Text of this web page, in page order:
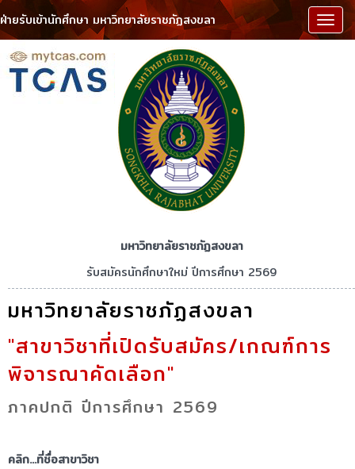
ฝ่ายรับเข้านักศึกษา มหาวิทยาลัยราชภัฏสงขลา เมนู
มหาวิทยาลัยราชภัฏสงขลา
รับสมัครนักศึกษาใหม่ ปีการศึกษา 2569
มหาวิทยาลัยราชภัฏสงขลา
"สาขาวิชาที่เปิดรับสมัคร/เกณฑ์การ
พิจารณาคัดเลือก"
ภาคปกติ ปีการศึกษา 2569
คลิก...ที่ชื่อสาขาวิชา